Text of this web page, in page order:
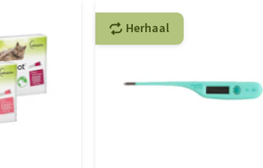
Herhaal